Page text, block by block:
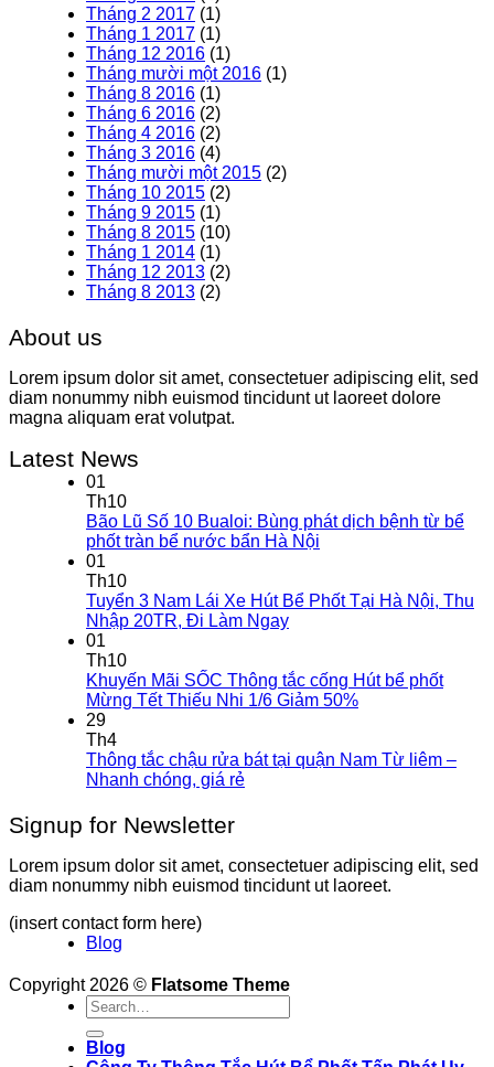
Tháng 2 2017 (1)
Tháng 1 2017 (1)
Tháng 12 2016 (1)
Tháng mười một 2016 (1)
Tháng 8 2016 (1)
Tháng 6 2016 (2)
Tháng 4 2016 (2)
Tháng 3 2016 (4)
Tháng mười một 2015 (2)
Tháng 10 2015 (2)
Tháng 9 2015 (1)
Tháng 8 2015 (10)
Tháng 1 2014 (1)
Tháng 12 2013 (2)
Tháng 8 2013 (2)
About us
Lorem ipsum dolor sit amet, consectetuer adipiscing elit, sed
diam nonummy nibh euismod tincidunt ut laoreet dolore
magna aliquam erat volutpat.
Latest News
01
Th10
Bão Lũ Số 10 Bualoi: Bùng phát dịch bệnh từ bể
phốt tràn bể nước bẩn Hà Nội
01
Th10
Tuyển 3 Nam Lái Xe Hút Bể Phốt Tại Hà Nội, Thu
Nhập 20TR, Đi Làm Ngay
01
Th10
Khuyến Mãi SỐC Thông tắc cống Hút bể phốt
Mừng Tết Thiếu Nhi 1/6 Giảm 50%
29
Th4
Thông tắc chậu rửa bát tại quận Nam Từ liêm –
Nhanh chóng, giá rẻ
Signup for Newsletter
Lorem ipsum dolor sit amet, consectetuer adipiscing elit, sed
diam nonummy nibh euismod tincidunt ut laoreet.
(insert contact form here)
Blog
Copyright 2026 © Flatsome Theme
Blog